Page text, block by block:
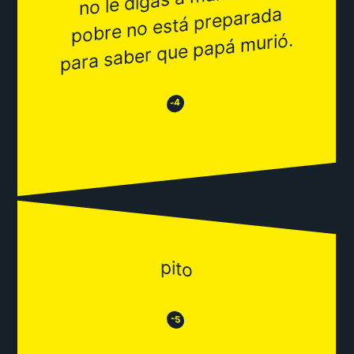
pobre no está preparada
murió.
😒 -4 😂
pito
😒 -5 😂